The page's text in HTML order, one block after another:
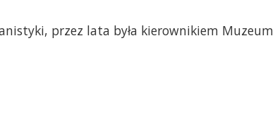
przez lata była kierownikiem Muzeum